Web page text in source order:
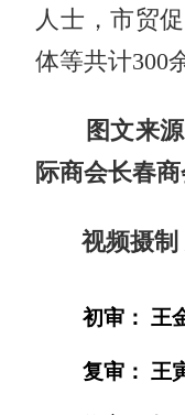
人士，市贸
体等共计300
图文来源
际商会长春
视频摄制
初审： 王
复审： 王